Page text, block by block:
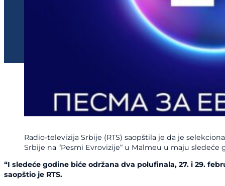
Radio-televizija Srbije (RTS) saopštila je da je
Srbije na “Pesmi Evrovizije“ u Malmeu u maju sledeće
“I sledeće godine biće održana dva polufinala, 27. i 29.
saopštio je RTS.